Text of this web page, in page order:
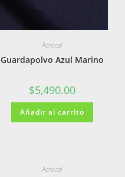
Acrocel
Guardapolvo Azul Marino
$5,490.00
Añadir al carrito
Acrocel